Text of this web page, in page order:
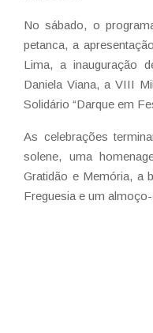
No sábado, o
petanca, a
Lima, a inauguração
Daniela Viana, a VIII
Solidário “Darque em
As celebrações
solene, uma
Gratidão e Memória, a
Freguesia e um